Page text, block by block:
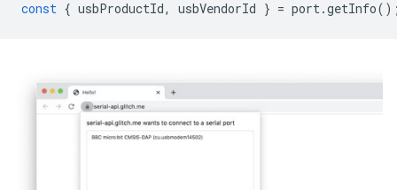
const { usbProductId, usbVendorId } = port.getInfo